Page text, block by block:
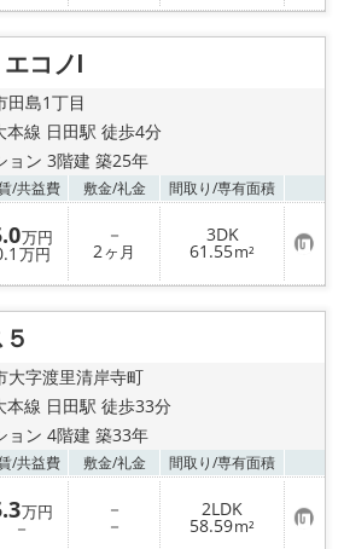
に
り
コノⅠ
田島1丁目
本線 日田駅 徒歩4分
ョン 3階建 築25年
/共益費 敷金/礼金 間取り/専有面積
万円
万円
－
2ヶ月
3DK
61.55m² お
気
に
り
大字渡里清岸寺町
本線 日田駅 徒歩33分
ョン 4階建 築33年
/共益費 敷金/礼金 間取り/専有面積
万円
－
－
－
2LDK
58.59m² お
気